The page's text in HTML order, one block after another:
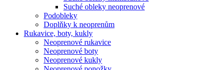
Suché obleky neoprenové
Podobleky
Doplňky k neoprenům
Rukavice, boty, kukly
Neoprenové rukavice
Neoprenové boty
Neoprenové kukly